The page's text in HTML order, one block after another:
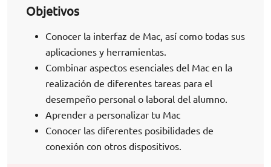
Objetivos
Conocer la interfaz de Mac, así como todas sus
aplicaciones y herramientas.
Combinar aspectos esenciales del Mac en la
realización de diferentes tareas para el
desempeño personal o laboral del alumno.
Aprender a personalizar tu Mac
Conocer las diferentes posibilidades de
conexión con otros dispositivos.